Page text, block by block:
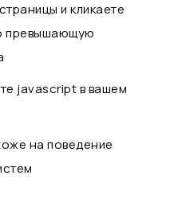
и кликаете
превышающую
javascript в вашем
на поведение